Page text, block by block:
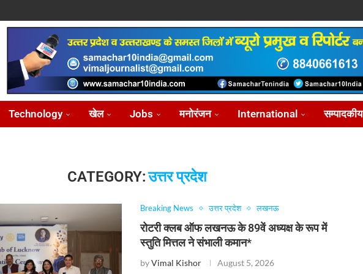
Technology खेल Jobs मनोरंजन International सम्पादकीय
CATEGORY:उत्तर प्रदेश
Breaking News उत्तर प्रदेश लखनऊ
रोटरी क्लब ऑफ लखनऊ के 89वें अध्यक्ष के रूप में
स्तुति मित्तल ने संभाली कमान*
byVimal Kishor August 5, 2026